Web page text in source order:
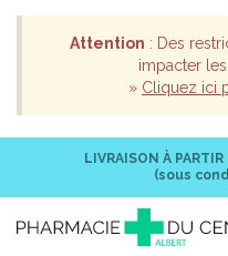
Attention : Des
impacter
» Cliquez ici
LIVRAISON À PARTIR
(sous